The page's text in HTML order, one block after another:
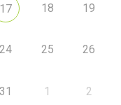
17 18 19
24 25 26
31 1 2